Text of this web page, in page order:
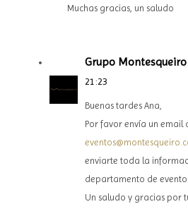
Muchas gracias, un saludo
Grupo Montesqueiro
21:23
Buenas tardes Ana,
Por favor envía un email
enviarte toda la
departamento de
Un saludo y gracias por